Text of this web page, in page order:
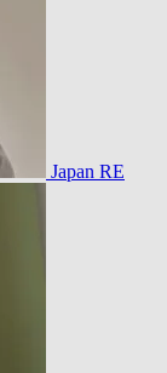
Japan RE